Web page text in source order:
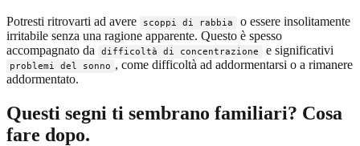
Potresti ritrovarti ad avere scoppi di rabbia
o essere insolitamente
irritabile senza una ragione apparente. Questo è spesso
accompagnato da
difficoltà di concentrazione e significativi
problemi del sonno , come difficoltà ad addormentarsi o a rimanere
addormentato.
Questi segni ti sembrano familiari? Cosa
fare dopo.